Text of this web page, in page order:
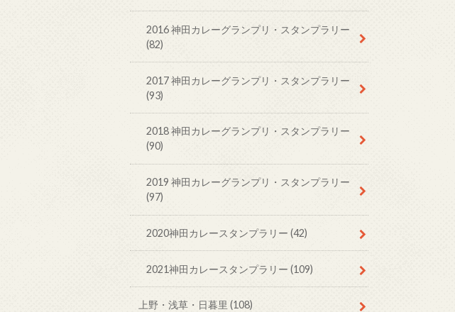
2016 神田カレーグランプリ・スタンプラリー
(82)
2017 神田カレーグランプリ・スタンプラリー
(93)
2018 神田カレーグランプリ・スタンプラリー
(90)
2019 神田カレーグランプリ・スタンプラリー
(97)
2020神田カレースタンプラリー(42)
2021神田カレースタンプラリー(109)
上野・浅草・日暮里 (108)